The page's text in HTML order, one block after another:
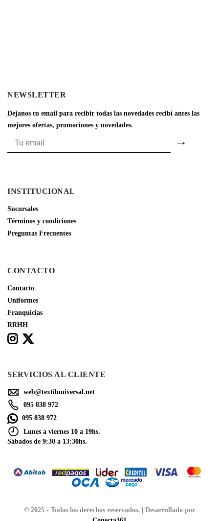
NEWSLETTER
Dejanos tu email para recibir todas las novedades recibí antes las
mejores ofertas, promociones y novedades.
INSTITUCIONAL
Sucursales
Términos y condiciones
Preguntas Frecuentes
CONTACTO
Contacto
Uniformes
Franquicias
RRHH
SERVICIOS AL CLIENTE
web@textiluniversal.net
095 838 972
095 838 972
Lunes a viernes 10 a 19hs.
Sábados de 9:30 a 13:30hs.
© 2025 - Todos los derechos reservados. | Desarrollado por